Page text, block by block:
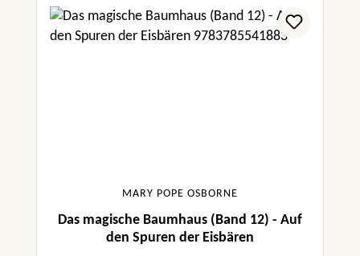
MARY POPE OSBORNE
Das magische Baumhaus (Band 12) - Auf
den Spuren der Eisbären